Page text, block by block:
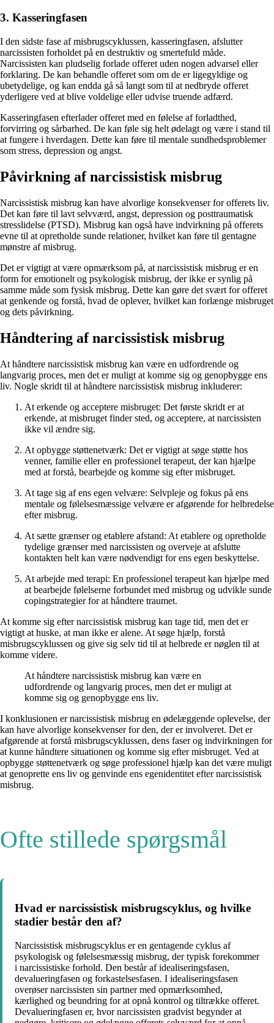
3. Kasseringfasen
I den sidste fase af misbrugscyklussen, kasseringfasen, afslutter
narcissisten forholdet på en destruktiv og smertefuld måde.
Narcissisten kan pludselig forlade offeret uden nogen advarsel eller
forklaring. De kan behandle offeret som om de er ligegyldige og
ubetydelige, og kan endda gå så langt som til at nedbryde offeret
yderligere ved at blive voldelige eller udvise truende adfærd.
Kasseringfasen efterlader offeret med en følelse af forladthed,
forvirring og sårbarhed. De kan føle sig helt ødelagt og være i stand til
at fungere i hverdagen. Dette kan føre til mentale sundhedsproblemer
som stress, depression og angst.
Påvirkning af narcissistisk misbrug
Narcissistisk misbrug kan have alvorlige konsekvenser for offerets liv.
Det kan føre til lavt selvværd, angst, depression og posttraumatisk
stresslidelse (PTSD). Misbrug kan også have indvirkning på offerets
evne til at opretholde sunde relationer, hvilket kan føre til gentagne
mønstre af misbrug.
Det er vigtigt at være opmærksom på, at narcissistisk misbrug er en
form for emotionelt og psykologisk misbrug, der ikke er synlig på
samme måde som fysisk misbrug. Dette kan gøre det svært for offeret
at genkende og forstå, hvad de oplever, hvilket kan forlænge misbruget
og dets påvirkning.
Håndtering af narcissistisk misbrug
At håndtere narcissistisk misbrug kan være en udfordrende og
langvarig proces, men det er muligt at komme sig og genopbygge ens
liv. Nogle skridt til at håndtere narcissistisk misbrug inkluderer:
At erkende og acceptere misbruget: Det første skridt er at
erkende, at misbruget finder sted, og acceptere, at narcissisten
ikke vil ændre sig.
At opbygge støttenetværk: Det er vigtigt at søge støtte hos
venner, familie eller en professionel terapeut, der kan hjælpe
med at forstå, bearbejde og komme sig efter misbruget.
At tage sig af ens egen velvære: Selvpleje og fokus på ens
mentale og følelsesmæssige velvære er afgørende for helbredelse
efter misbrug.
At sætte grænser og etablere afstand: At etablere og opretholde
tydelige grænser med narcissisten og overveje at afslutte
kontakten helt kan være nødvendigt for ens egen beskyttelse.
At arbejde med terapi: En professionel terapeut kan hjælpe med
at bearbejde følelserne forbundet med misbrug og udvikle sunde
copingstrategier for at håndtere traumet.
At komme sig efter narcissistisk misbrug kan tage tid, men det er
vigtigt at huske, at man ikke er alene. At søge hjælp, forstå
misbrugscyklussen og give sig selv tid til at helbrede er nøglen til at
komme videre.
At håndtere narcissistisk misbrug kan være en
udfordrende og langvarig proces, men det er muligt at
komme sig og genopbygge ens liv.
I konklusionen er narcissistisk misbrug en ødelæggende oplevelse, der
kan have alvorlige konsekvenser for den, der er involveret. Det er
afgørende at forstå misbrugscyklussen, dens faser og indvirkningen for
at kunne håndtere situationen og komme sig efter misbruget. Ved at
opbygge støttenetværk og søge professionel hjælp kan det være muligt
at genoprette ens liv og genvinde ens egenidentitet efter narcissistisk
misbrug.
Ofte stillede spørgsmål
Hvad er narcissistisk misbrugscyklus, og hvilke
stadier består den af?
Narcissistisk misbrugscyklus er en gentagende cyklus af
psykologisk og følelsesmæssig misbrug, der typisk forekommer
i narcissistiske forhold. Den består af idealiseringsfasen,
devalueringfasen og forkastelsesfasen. I idealiseringsfasen
overøser narcissisten sin partner med opmærksomhed,
kærlighed og beundring for at opnå kontrol og tiltrække offeret.
Devalueringfasen er, hvor narcissisten gradvist begynder at